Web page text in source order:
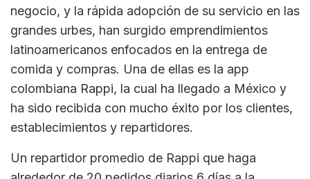
negocio, y la rápida adopción de su servicio en las
grandes urbes, han surgido emprendimientos
latinoamericanos enfocados en la entrega de
comida y compras. Una de ellas es la app
colombiana Rappi, la cual ha llegado a México y
ha sido recibida con mucho éxito por los clientes,
establecimientos y repartidores.
Un repartidor promedio de Rappi que haga